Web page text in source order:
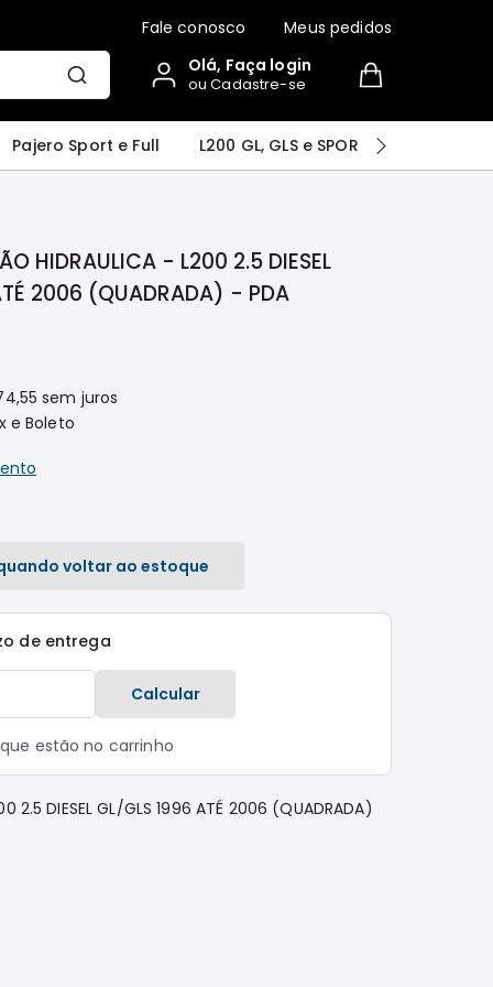
Fale conosco
Meus pedidos
Olá, Faça login
ou Cadastre-se
Pajero Sport e Full L200 GL, GLS e SPORT
HIDRAULICA - L200 2.5 DIESEL
2006 (QUADRADA) - PDA
sem juros
e Boleto
voltar ao estoque
de entrega
Calcular
estão no carrinho
2.5 DIESEL GL/GLS 1996 ATÉ 2006 (QUADRADA)